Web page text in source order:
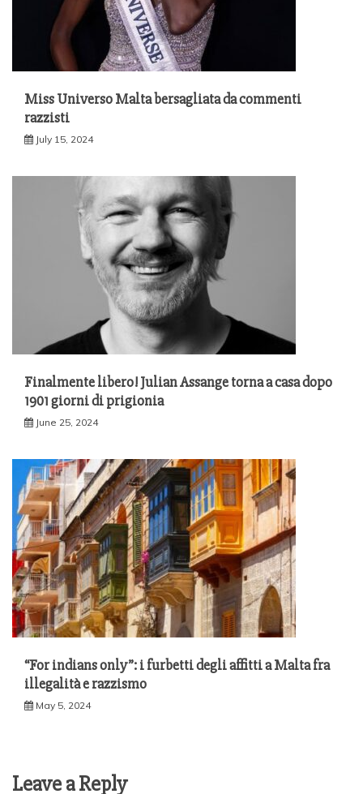
Miss Universo Malta bersagliata da commenti
razzisti
July 15, 2024
Finalmente libero! Julian Assange torna a casa dopo
1901 giorni di prigionia
June 25, 2024
“For indians only”: i furbetti degli affitti a Malta fra
illegalità e razzismo
May 5, 2024
Leave a Reply